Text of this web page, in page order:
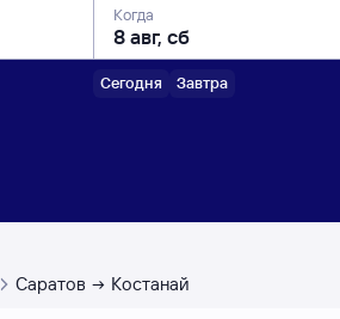
Когда
Сегодня Завтра
Саратов Костанай